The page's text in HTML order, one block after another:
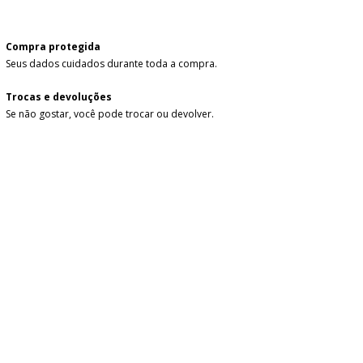
Compra protegida
Seus dados cuidados durante toda a compra.
Trocas e devoluções
Se não gostar, você pode trocar ou devolver.